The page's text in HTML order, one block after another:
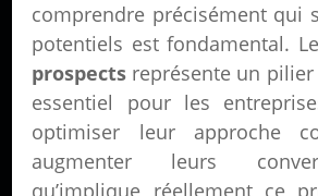
comprendre précisément qui
potentiels est fondamental. Le
prospects représente un pilier
essentiel pour les
optimiser leur approche
augmenter leurs
qu’implique réellement ce